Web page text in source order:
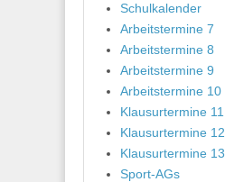
Schulkalender
Arbeitstermine 7
Arbeitstermine 8
Arbeitstermine 9
Arbeitstermine 10
Klausurtermine 11
Klausurtermine 12
Klausurtermine 13
Sport-AGs